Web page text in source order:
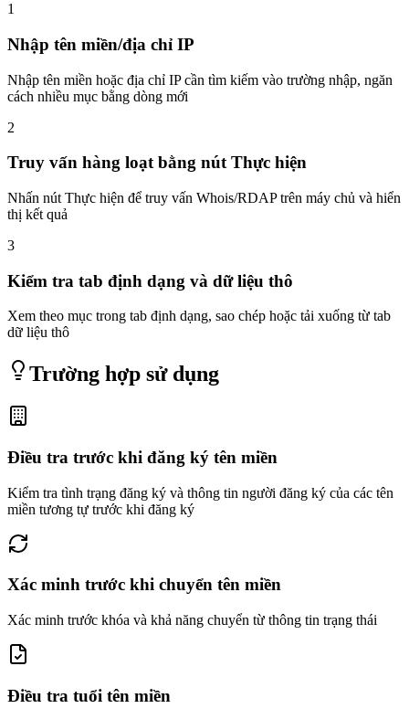
1
Nhập tên miền/địa chỉ IP
Nhập tên miền hoặc địa chỉ IP cần tìm kiếm vào trường nhập, ngăn
cách nhiều mục bằng dòng mới
2
Truy vấn hàng loạt bằng nút Thực hiện
Nhấn nút Thực hiện để truy vấn Whois/RDAP trên máy chủ và hiển
thị kết quả
3
Kiểm tra tab định dạng và dữ liệu thô
Xem theo mục trong tab định dạng, sao chép hoặc tải xuống từ tab
dữ liệu thô
Trường hợp sử dụng
Điều tra trước khi đăng ký tên miền
Kiểm tra tình trạng đăng ký và thông tin người đăng ký của các tên
miền tương tự trước khi đăng ký
Xác minh trước khi chuyển tên miền
Xác minh trước khóa và khả năng chuyển từ thông tin trạng thái
Điều tra tuổi tên miền